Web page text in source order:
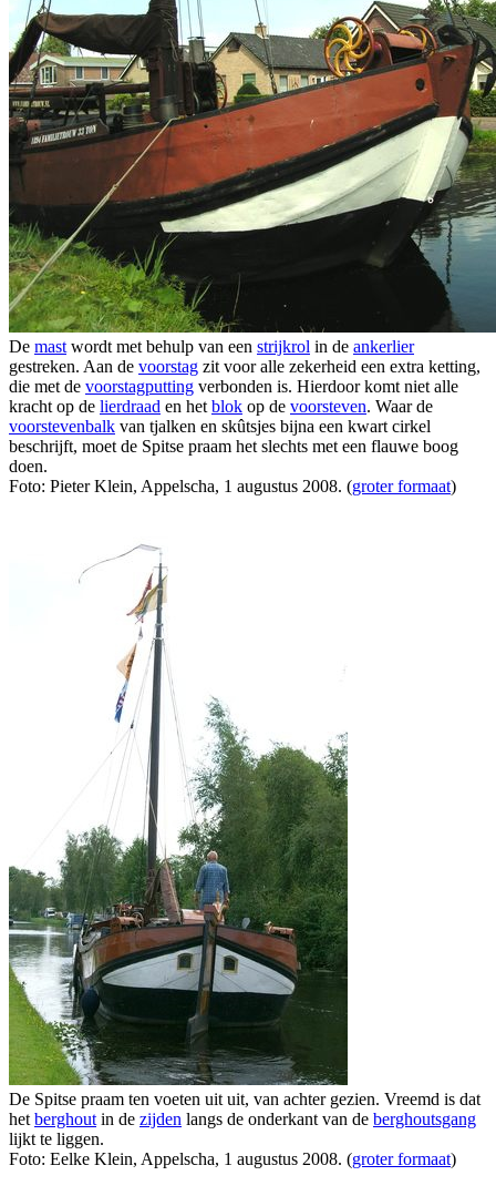
De mast wordt met behulp van een strijkrol in de ankerlier
gestreken. Aan de voorstag zit voor alle zekerheid een extra ketting,
die met de voorstagputting verbonden is. Hierdoor komt niet alle
kracht op de lierdraad en het blok op de voorsteven. Waar de
voorstevenbalk van tjalken en skûtsjes bijna een kwart cirkel
beschrijft, moet de Spitse praam het slechts met een flauwe boog
doen.
Foto: Pieter Klein, Appelscha, 1 augustus 2008. (groter formaat)
De Spitse praam ten voeten uit uit, van achter gezien. Vreemd is dat
het berghout in de zijden langs de onderkant van de berghoutsgang
lijkt te liggen.
Foto: Eelke Klein, Appelscha, 1 augustus 2008. (groter formaat)